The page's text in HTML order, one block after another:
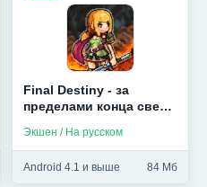
Final Destiny - за
пределами конца света
Экшен / На русском
Android 4.1 и выше 84 Мб